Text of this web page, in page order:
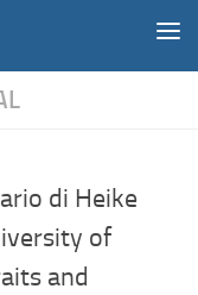
di Heike
of
and